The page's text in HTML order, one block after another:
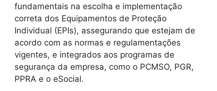
fundamentais na escolha e implementação
correta dos Equipamentos de Proteção
Individual (EPIs), assegurando que estejam de
acordo com as normas e regulamentações
vigentes, e integrados aos programas de
segurança da empresa, como o PCMSO, PGR,
PPRA e o eSocial.